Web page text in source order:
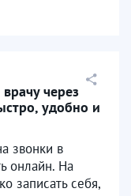
через
удобно и
звонки в
онлайн. На
записать себя,